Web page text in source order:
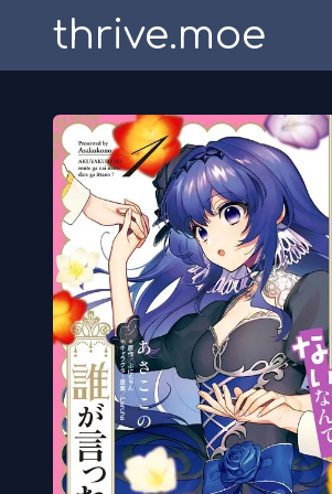
thrive.moe